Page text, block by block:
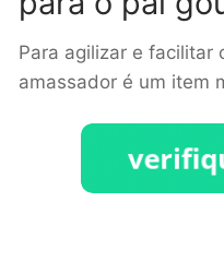
Para agilizar e facilitar
amassador é um item